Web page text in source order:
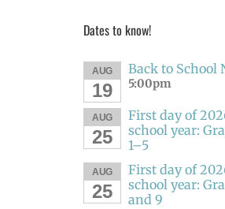
Dates to know!
AUG
19
Back to School
5:00pm
AUG
25
First day of
school year:
1–5
AUG
25
First day of
school year:
and 9